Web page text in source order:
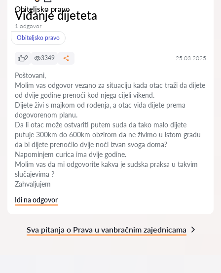
Obiteljsko pravo
Viđanje dijeteta
1 odgovor
Obiteljsko pravo
2 3349 25.03.2025
Poštovani,
Molim vas odgovor vezano za situaciju kada otac traži da dijete
od dvije godine prenoći kod njega cijeli vikend.
Dijete živi s majkom od rođenja, a otac viđa dijete prema
dogovorenom planu.
Da li otac može ostvariti putem suda da tako malo dijete
putuje 300km do 600km obzirom da ne živimo u istom gradu
da bi dijete prenoćilo dvije noći izvan svoga doma?
Napominjem curica ima dvije godine.
Molim vas da mi odgovorite kakva je sudska praksa u takvim
slučajevima ?
Zahvaljujem
Idi na odgovor
Sva pitanja o Prava u vanbračnim zajednicama